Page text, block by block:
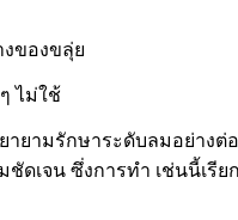
ของขลุ่ย
ไม่ใช้
ยามรักษาระดับลมอย่างต่
ดเจน ซึ่งการทำ เช่นนี้เรียก